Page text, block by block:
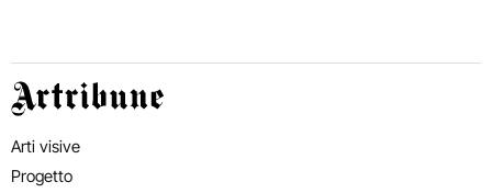
Artribune
Arti visive
Progetto